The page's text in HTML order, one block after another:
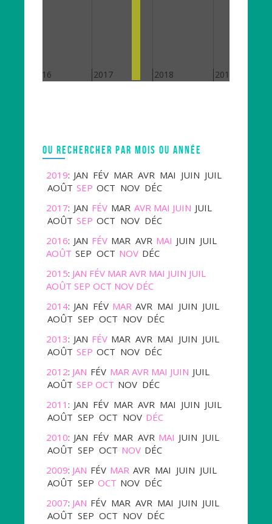
2016 2017 2018 2019
OU RECHERCHER PAR MOIS OU ANNÉE
2019: JAN FÉV MAR AVR MAI JUIN JUIL
AOÛT SEP OCT NOV DÉC
2017: JAN FÉV MAR AVR MAI JUIN JUIL
AOÛT SEP OCT NOV DÉC
2016: JAN FÉV MAR AVR MAI JUIN JUIL
AOÛT SEP OCT NOV DÉC
2015: JAN FÉV MAR AVR MAI JUIN JUIL
AOÛT SEP OCT NOV DÉC
2014: JAN FÉV MAR AVR MAI JUIN JUIL
AOÛT SEP OCT NOV DÉC
2013: JAN FÉV MAR AVR MAI JUIN JUIL
AOÛT SEP OCT NOV DÉC
2012: JAN FÉV MAR AVR MAI JUIN JUIL
AOÛT SEP OCT NOV DÉC
2011 : JAN FÉV MAR AVR MAI JUIN JUIL
AOÛT SEP OCT NOV DÉC
2010: JAN FÉV MAR AVR MAI JUIN JUIL
AOÛT SEP OCT NOV DÉC
2009: JAN FÉV MAR AVR MAI JUIN JUIL
AOÛT SEP OCT NOV DÉC
2007: JAN FÉV MAR AVR MAI JUIN JUIL
AOÛT SEP OCT NOV DÉC